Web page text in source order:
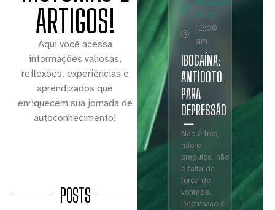
ARTIGOS!
Aqui você acessa
informações valiosas,
reflexões, experiências e
aprendizados que
enriquecem sua jornada de
autoconhecimento!
POSTS
IBTA
12:00
am
IBOGAÍNA:
ANTÍDOTO
PARA
DEPRESSÃO
Não é fres,
não é
preguiça, não
é falta de
força de
vontade.
Depressão é